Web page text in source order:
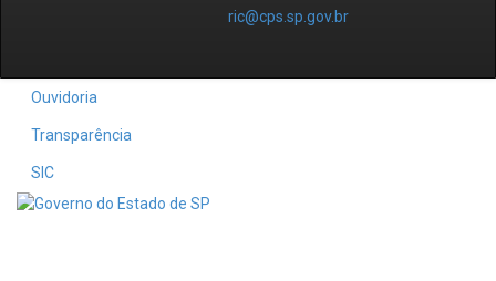
ric@cps.sp.gov.br
Ouvidoria
Transparência
SIC